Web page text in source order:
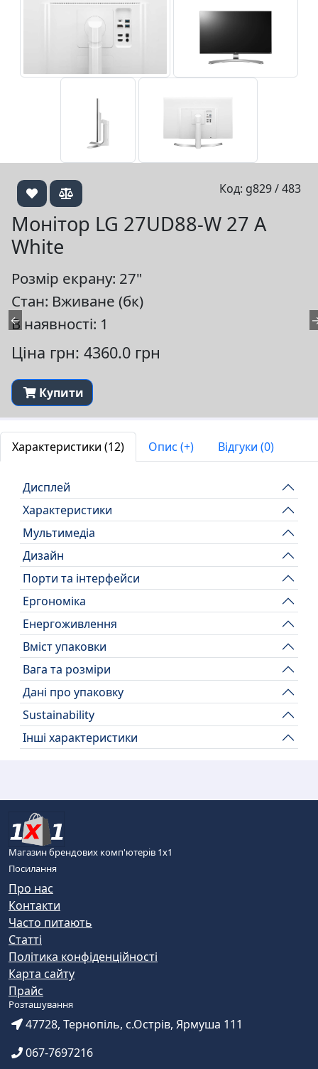
←
Код: g829 / 483
Монітор LG 27UD88-W 27 A
White
Розмір екрану: 27"
Стан: Вживане (бк)
В наявності: 1
Ціна грн: 4360.0 грн
Купити
Характеристики (12) Опис (+) Відгуки (0)
Дисплей
Характеристики
Мультимедіа
Дизайн
Порти та інтерфейси
Ергономіка
Енергоживлення
Вміст упаковки
Вага та розміри
Дані про упаковку
Sustainability
Інші характеристики
Магазин брендових комп'ютерів 1х1
Посилання
Про нас
Контакти
Часто питають
Статті
Політика конфіденційності
Карта сайту
Прайс
Розташування
47728, Тернопіль, с.Острів, Ярмуша 111
067-7697216